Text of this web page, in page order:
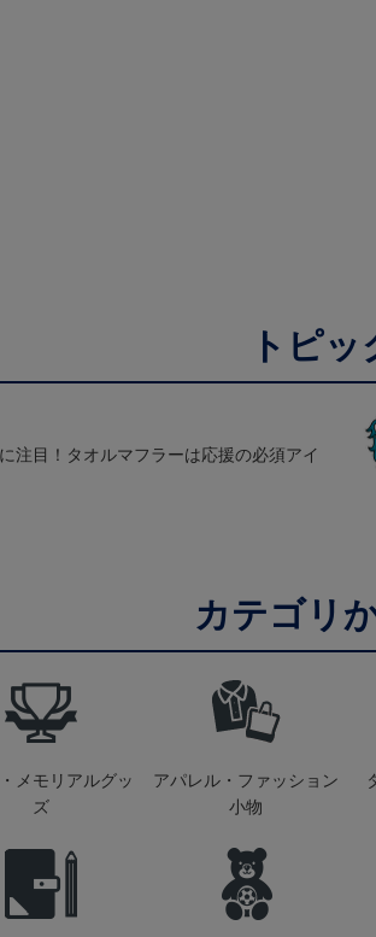
トピッ
注目！タオルマフラーは応援の必須アイ
カテゴリ
メモリアルグッ
ズ
アパレル・ファッション
小物